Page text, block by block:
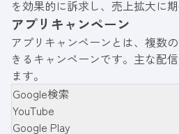
を効果的に訴求し、売上拡大に
アプリキャンペーン
アプリキャンペーンとは、複数
きるキャンペーンです。主な配
ます。
Google検索
YouTube
Google Play